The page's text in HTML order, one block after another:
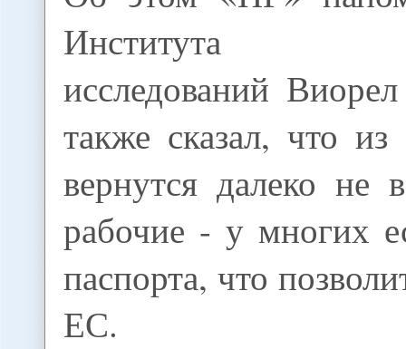
Института
исследований
также сказал, что
вернутся далеко не
рабочие - у многих
паспорта, что
ЕС.